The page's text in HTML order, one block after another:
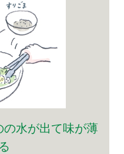
の水が出て味が薄